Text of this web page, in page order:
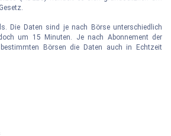
Die Daten sind je nach Börse unterschiedlich
um 15 Minuten. Je nach Abonnement der
Börsen die Daten auch in Echtzeit